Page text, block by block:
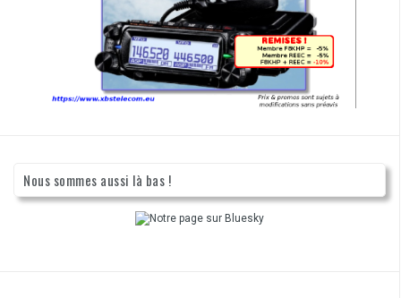
Nous sommes aussi là bas !